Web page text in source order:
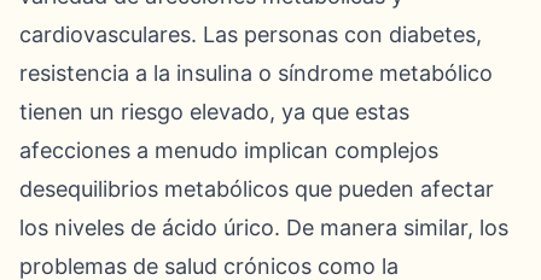
cardiovasculares. Las personas con diabetes,
resistencia a la insulina o síndrome metabólico
tienen un riesgo elevado, ya que estas
afecciones a menudo implican complejos
desequilibrios metabólicos que pueden afectar
los niveles de ácido úrico. De manera similar, los
problemas de salud crónicos como la